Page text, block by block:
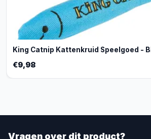
King Catnip Kattenkruid Speelgoed -
€9,98
Vragen over dit product?